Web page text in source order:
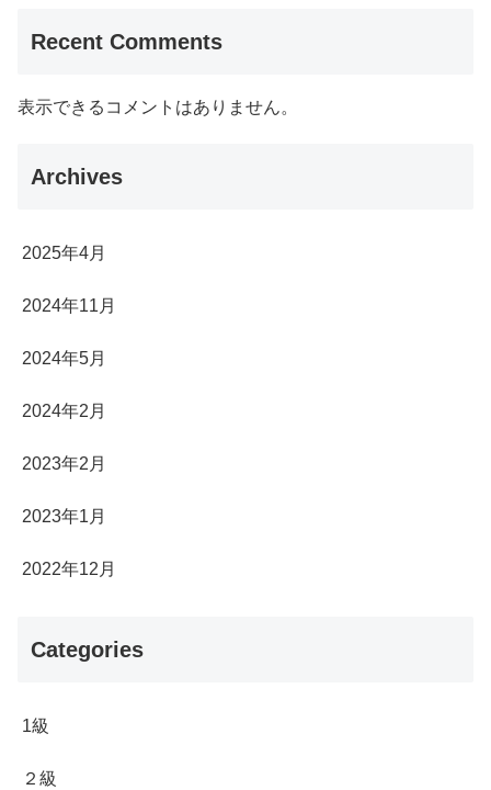
Recent Comments
表示できるコメントはありません。
Archives
2025年4月
2024年11月
2024年5月
2024年2月
2023年2月
2023年1月
2022年12月
Categories
1級
２級